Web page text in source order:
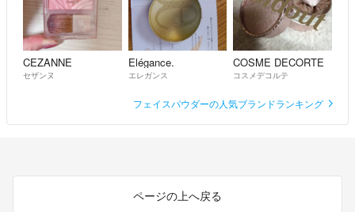
CEZANNE
セザンヌ
Elégance.
エレガンス
COSME DECORTE
コスメデコルテ
フェイスパウダーの人気ブランドランキング
ページの上へ戻る